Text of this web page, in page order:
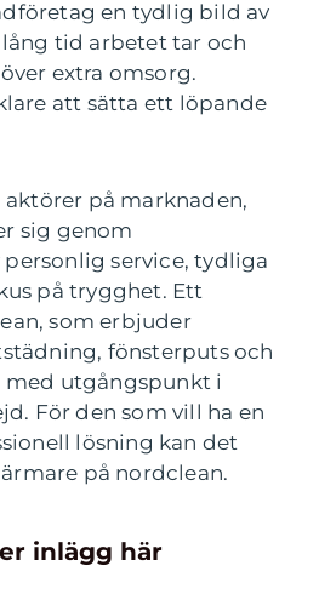
en tydlig bild av
tid arbetet tar och
extra omsorg.
att sätta ett löpande
aktörer på marknaden,
sig genom
service, tydliga
på trygghet. Ett
som erbjuder
fönsterputs och
med utgångspunkt i
För den som vill ha en
lösning kan det
på nordclean.
inlägg här